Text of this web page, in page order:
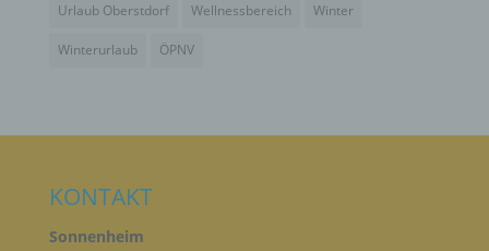
Urlaub Oberstdorf Wellnessbereich Winter
Winterurlaub ÖPNV
KONTAKT
Sonnenheim
Ziel, ihre künftige Verarbeitung einzuschränken.
E) PROFILING